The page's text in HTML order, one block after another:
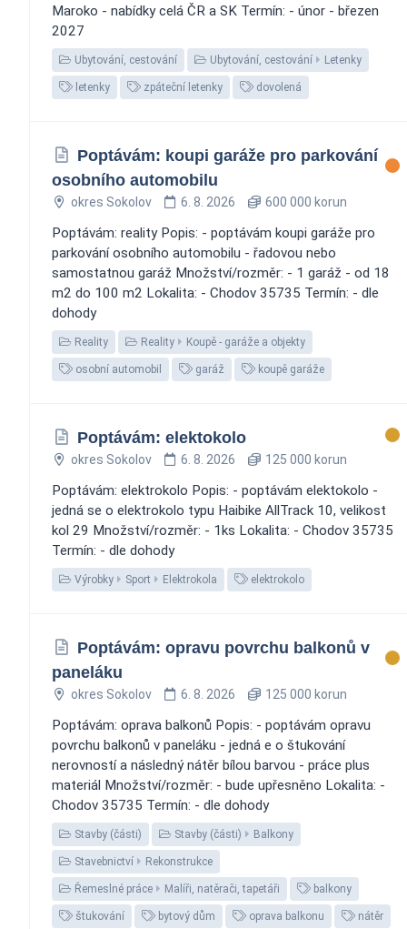
Maroko - nabídky celá ČR a SK Termín: - únor - březen
2027
Ubytování, cestování Ubytování, cestování Letenky
letenky zpáteční letenky dovolená
Poptávám: koupi garáže pro parkování
osobního automobilu
okres Sokolov 6. 8. 2026 600 000 korun
Poptávám: reality Popis: - poptávám koupi garáže pro
parkování osobního automobilu - řadovou nebo
samostatnou garáž Množství/rozměr: - 1 garáž - od 18
m2 do 100 m2 Lokalita: - Chodov 35735 Termín: - dle
dohody
Reality Reality Koupě - garáže a objekty
osobní automobil garáž koupě garáže
Poptávám: elektokolo
okres Sokolov 6. 8. 2026 125 000 korun
Poptávám: elektrokolo Popis: - poptávám elektokolo -
jedná se o elektrokolo typu Haibike AllTrack 10, velikost
kol 29 Množství/rozměr: - 1ks Lokalita: - Chodov 35735
Termín: - dle dohody
Výrobky Sport Elektrokola elektrokolo
Poptávám: opravu povrchu balkonů v
paneláku
okres Sokolov 6. 8. 2026 125 000 korun
Poptávám: oprava balkonů Popis: - poptávám opravu
povrchu balkonů v paneláku - jedná e o štukování
nerovností a následný nátěr bílou barvou - práce plus
materiál Množství/rozměr: - bude upřesněno Lokalita: -
Chodov 35735 Termín: - dle dohody
Stavby (části) Stavby (části) Balkony
Stavebnictví Rekonstrukce
Řemeslné práce Malíři, natěrači, tapetáři balkony
štukování bytový dům oprava balkonu nátěr